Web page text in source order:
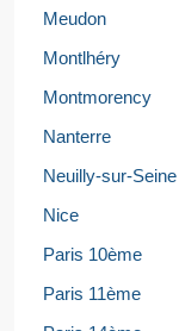
Meudon
Montlhéry
Montmorency
Nanterre
Neuilly-sur-Seine
Nice
Paris 10ème
Paris 11ème